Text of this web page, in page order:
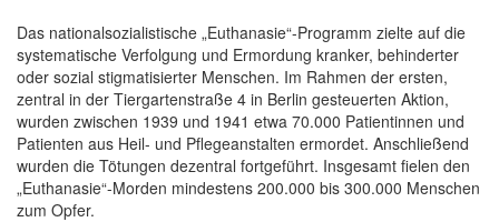
Das nationalsozialistische „Euthanasie“-Programm zielte auf die
systematische Verfolgung und Ermordung kranker, behinderter
oder sozial stigmatisierter Menschen. Im Rahmen der ersten,
zentral in der Tiergartenstraße 4 in Berlin gesteuerten Aktion,
wurden zwischen 1939 und 1941 etwa 70.000 Patientinnen und
Patienten aus Heil- und Pflegeanstalten ermordet. Anschließend
wurden die Tötungen dezentral fortgeführt. Insgesamt fielen den
„Euthanasie“-Morden mindestens 200.000 bis 300.000 Menschen
zum Opfer.